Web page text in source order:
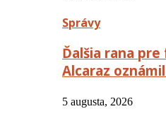
Správy
Ďalšia rana
Alcaraz
5 augusta, 2026